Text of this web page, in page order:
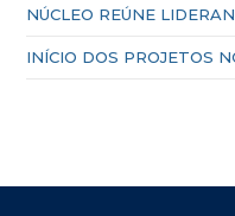
NÚCLEO REÚNE
INÍCIO DOS PROJETOS